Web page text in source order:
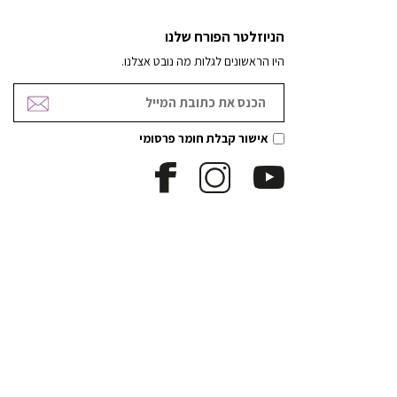
הניוזלטר הפורח שלנו
היו הראשונים לגלות מה נובט אצלנו.
אישור קבלת חומר פרסומי